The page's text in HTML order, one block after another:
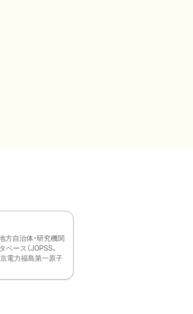
方自治体・研究機関
ース（JOPSS、
京電力福島第一原子